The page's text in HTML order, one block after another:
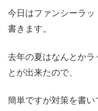
今日はファンシーラ
書きます。
去年の夏はなんとかラ
とが出来たので、
簡単ですが対策を書い